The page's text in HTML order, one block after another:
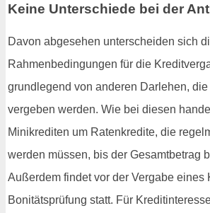
Keine Unterschiede bei der
Davon abgesehen unterscheiden sich
Rahmenbedingungen für die
grundlegend von anderen Darlehen,
vergeben werden. Wie bei diesen
Minikrediten um Ratenkredite, die
werden müssen, bis der Gesamtbetrag
Außerdem findet vor der Vergabe eines
Bonitätsprüfung statt. Für